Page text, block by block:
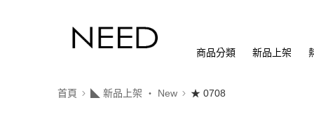
商品分類 新品上架
首頁 ◣ 新品上架 ‧ New ★ 0708